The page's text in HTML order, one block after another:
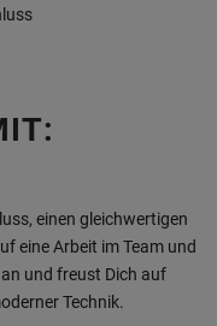
einen gleichwertigen
eine Arbeit im Team und
und freust Dich auf
Technik.